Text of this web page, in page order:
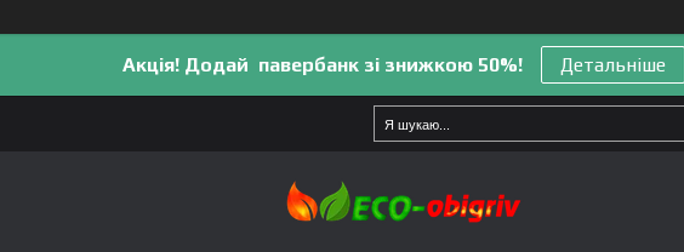
Акція! Додай павербанк зі знижкою 50%! Детальніше